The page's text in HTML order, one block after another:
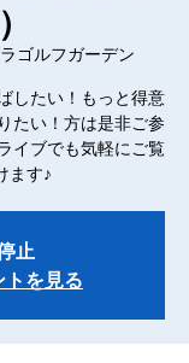
ゴルフガーデン
したい！もっと得意
たい！方は是非ご参
イブでも気軽にご覧
ます♪
止
トを見る